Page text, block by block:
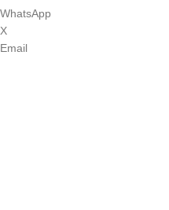
WhatsApp
X
Email